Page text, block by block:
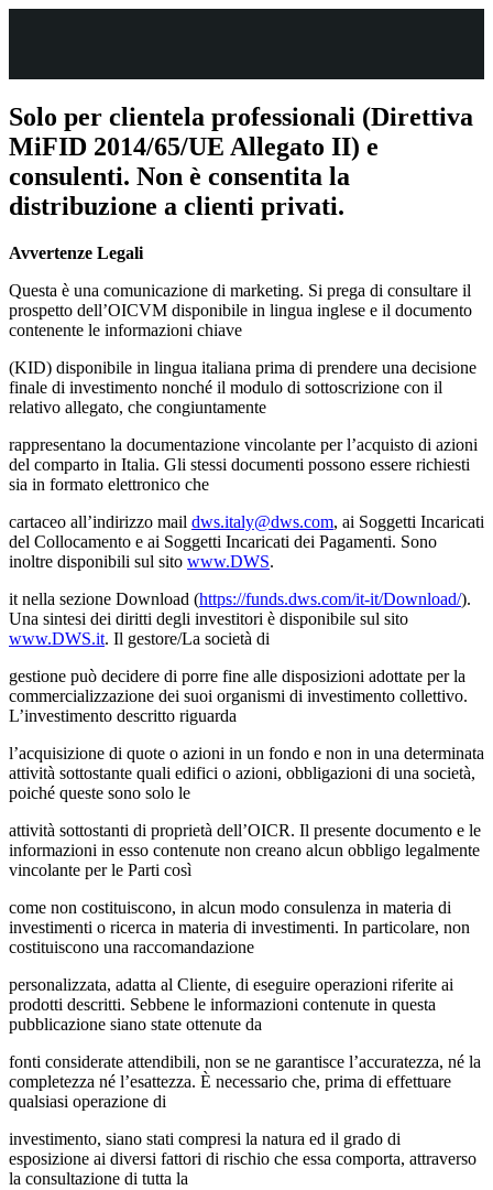
Solo per clientela professionali (Direttiva
MiFID 2014/65/UE Allegato II) e
consulenti. Non è consentita la
distribuzione a clienti privati.
Avvertenze Legali
Questa è una comunicazione di marketing. Si prega di consultare il
prospetto dell’OICVM disponibile in lingua inglese e il documento
contenente le informazioni chiave
(KID) disponibile in lingua italiana prima di prendere una decisione
finale di investimento nonché il modulo di sottoscrizione con il
relativo allegato, che congiuntamente
rappresentano la documentazione vincolante per l’acquisto di azioni
del comparto in Italia. Gli stessi documenti possono essere richiesti
sia in formato elettronico che
cartaceo all’indirizzo mail dws.italy@dws.com, ai Soggetti Incaricati
del Collocamento e ai Soggetti Incaricati dei Pagamenti. Sono
inoltre disponibili sul sito www.DWS.
it nella sezione Download (https://funds.dws.com/it-it/Download/).
Una sintesi dei diritti degli investitori è disponibile sul sito
www.DWS.it. Il gestore/La società di
gestione può decidere di porre fine alle disposizioni adottate per la
commercializzazione dei suoi organismi di investimento collettivo.
L’investimento descritto riguarda
l’acquisizione di quote o azioni in un fondo e non in una determinata
attività sottostante quali edifici o azioni, obbligazioni di una società,
poiché queste sono solo le
attività sottostanti di proprietà dell’OICR. Il presente documento e le
informazioni in esso contenute non creano alcun obbligo legalmente
vincolante per le Parti così
come non costituiscono, in alcun modo consulenza in materia di
investimenti o ricerca in materia di investimenti. In particolare, non
costituiscono una raccomandazione
personalizzata, adatta al Cliente, di eseguire operazioni riferite ai
prodotti descritti. Sebbene le informazioni contenute in questa
pubblicazione siano state ottenute da
fonti considerate attendibili, non se ne garantisce l’accuratezza, né la
completezza né l’esattezza. È necessario che, prima di effettuare
qualsiasi operazione di
investimento, siano stati compresi la natura ed il grado di
esposizione ai diversi fattori di rischio che essa comporta, attraverso
la consultazione di tutta la